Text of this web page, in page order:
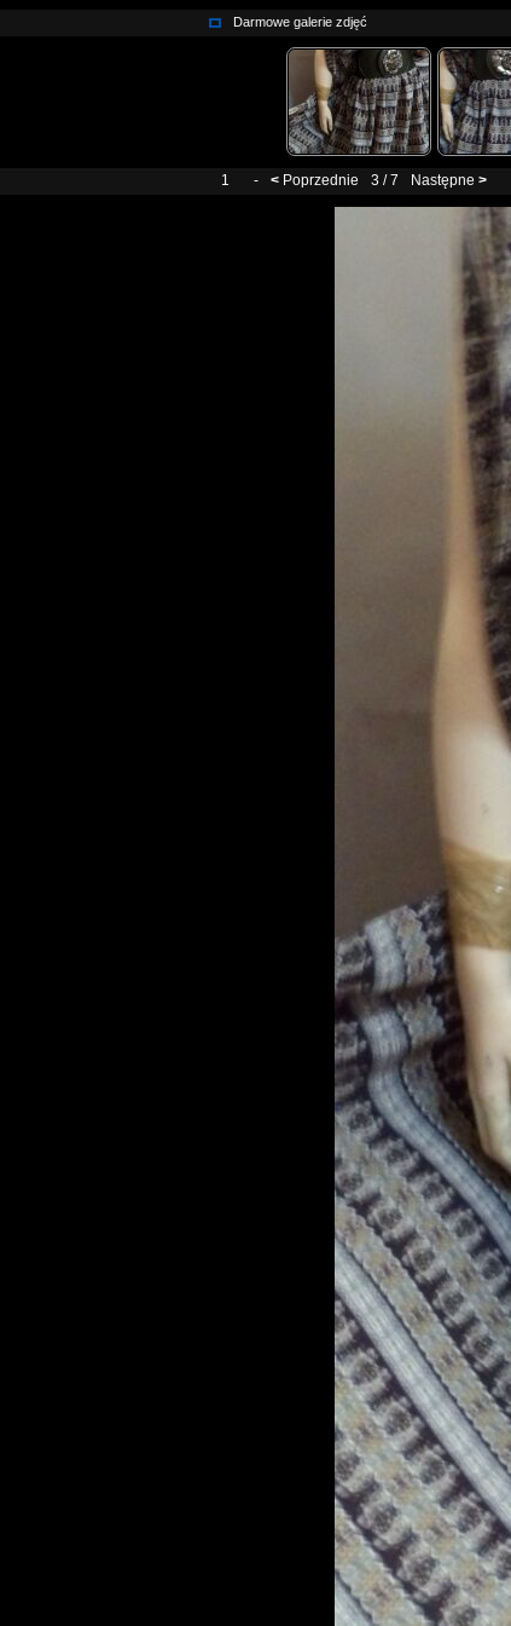
Darmowe galerie zdjęć
1 - < Poprzednie 3 / 7 Następne >